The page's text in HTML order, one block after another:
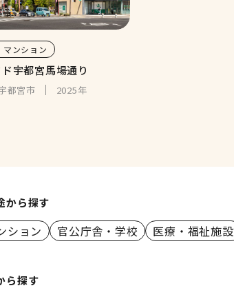
マンション
宇都宮馬場通り
都宮市 2025年
から探す
ション 官公庁舎・学校 医療・福祉施設
ら探す